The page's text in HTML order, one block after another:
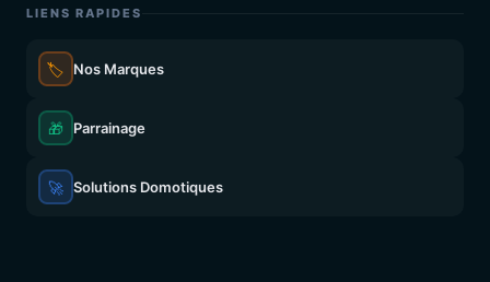
LIENS RAPIDES
🏷️ Nos Marques
🎁 Parrainage
🚀 Solutions Domotiques